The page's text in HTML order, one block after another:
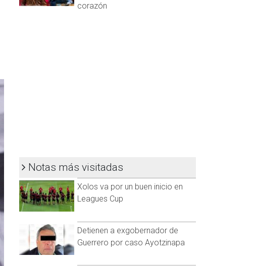
corazón
Notas más visitadas
Xolos va por un buen inicio en
Leagues Cup
Detienen a exgobernador de
Guerrero por caso Ayotzinapa